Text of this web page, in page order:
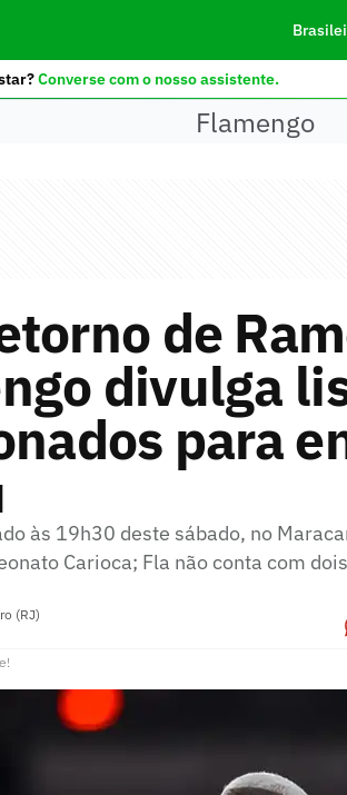
Converse com o nosso assistente.
Flamengo
de
divulga
para
às 19h30 deste sábado, no
Carioca; Fla não conta com
(RJ)